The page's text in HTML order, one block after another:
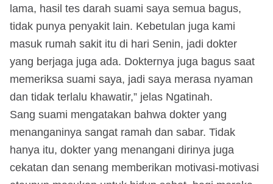
lama, hasil tes darah suami saya semua bagus,
tidak punya penyakit lain. Kebetulan juga kami
masuk rumah sakit itu di hari Senin, jadi dokter
yang berjaga juga ada. Dokternya juga bagus saat
memeriksa suami saya, jadi saya merasa nyaman
dan tidak terlalu khawatir,” jelas Ngatinah.
Sang suami mengatakan bahwa dokter yang
menanganinya sangat ramah dan sabar. Tidak
hanya itu, dokter yang menangani dirinya juga
cekatan dan senang memberikan motivasi-motivasi